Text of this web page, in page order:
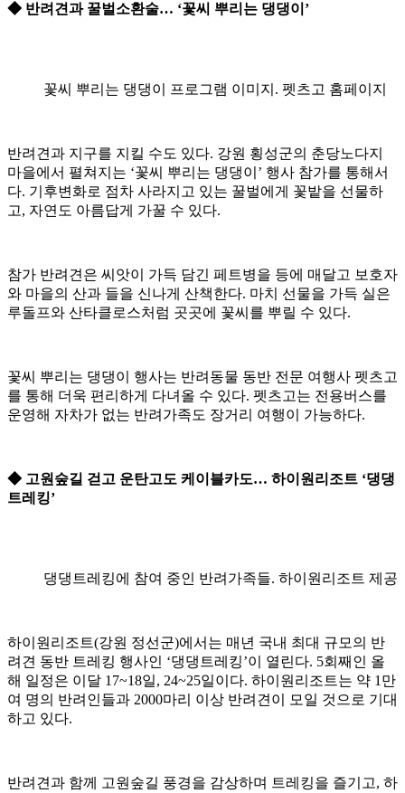
◆ 반려견과 꿀벌소환술… ‘꽃씨 뿌리는 댕댕이’
꽃씨 뿌리는 댕댕이 프로그램 이미지. 펫츠고 홈페이지
반려견과 지구를 지킬 수도 있다. 강원 횡성군의 춘당노다지
마을에서 펼쳐지는 ‘꽃씨 뿌리는 댕댕이’ 행사 참가를 통해서
다. 기후변화로 점차 사라지고 있는 꿀벌에게 꽃밭을 선물하
고, 자연도 아름답게 가꿀 수 있다.
참가 반려견은 씨앗이 가득 담긴 페트병을 등에 매달고 보호자
와 마을의 산과 들을 신나게 산책한다. 마치 선물을 가득 실은
루돌프와 산타클로스처럼 곳곳에 꽃씨를 뿌릴 수 있다.
꽃씨 뿌리는 댕댕이 행사는 반려동물 동반 전문 여행사 펫츠고
를 통해 더욱 편리하게 다녀올 수 있다. 펫츠고는 전용버스를
운영해 자차가 없는 반려가족도 장거리 여행이 가능하다.
◆ 고원숲길 걷고 운탄고도 케이블카도… 하이원리조트 ‘댕댕
트레킹’
댕댕트레킹에 참여 중인 반려가족들. 하이원리조트 제공
하이원리조트(강원 정선군)에서는 매년 국내 최대 규모의 반
려견 동반 트레킹 행사인 ‘댕댕트레킹’이 열린다. 5회째인 올
해 일정은 이달 17~18일, 24~25일이다. 하이원리조트는 약 1만
여 명의 반려인들과 2000마리 이상 반려견이 모일 것으로 기대
하고 있다.
반려견과 함께 고원숲길 풍경을 감상하며 트레킹을 즐기고, 하